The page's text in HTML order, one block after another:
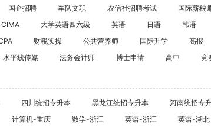
CPA | ACCA | CFA | 税务师
CPA
国企招聘 军队文职 农信社招聘考试 国际薪税
CIMA 大学英语四六级 英语 日语 韩语
财税实操 公共营养师 国际升学 高报
水平线传媒 法务会计师 博士申请 高中 竞
四川统招专升本 黑龙江统招专升本 河南统招专
计算机-重庆 数学-浙江 英语-浙江 英语-湖北